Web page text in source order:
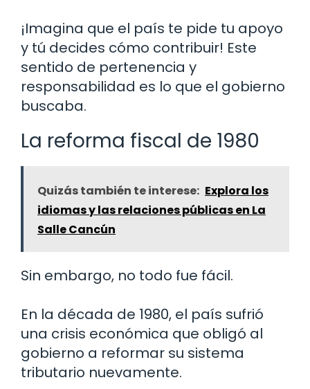
¡Imagina que el país te pide tu apoyo
y tú decides cómo contribuir! Este
sentido de pertenencia y
responsabilidad es lo que el gobierno
buscaba.
La reforma fiscal de 1980
Quizás también te interese: Explora los
idiomas y las relaciones públicas en La
Salle Cancún
Sin embargo, no todo fue fácil.
En la década de 1980, el país sufrió
una crisis económica que obligó al
gobierno a reformar su sistema
tributario nuevamente.